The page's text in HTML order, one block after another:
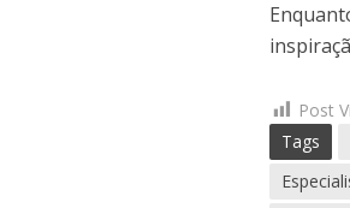
Post
Tags